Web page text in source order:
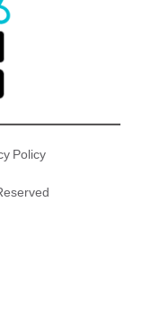
Policy